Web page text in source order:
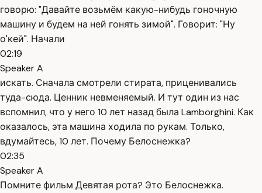
говорю: "Давайте возьмём какую-нибудь гоночную
машину и будем на ней гонять зимой". Говорит: "Ну
о'кей". Начали
02:19
Speaker A
искать. Сначала смотрели стирата, приценивались
туда-сюда. Ценник невменяемый. И тут один из нас
вспомнил, что у него 10 лет назад была Lamborghini. Как
оказалось, эта машина ходила по рукам. Только,
вдумайтесь, 10 лет. Почему Белоснежка?
02:35
Speaker A
Помните фильм Девятая рота? Это Белоснежка.